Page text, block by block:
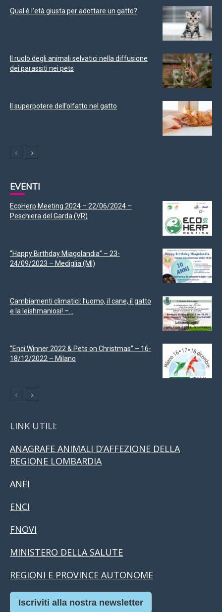
Qual è l’età giusta per adottare un gatto?
Il ruolo degli animali selvatici nella diffusione
dei parassiti nei pets
Il superpotere dell’olfatto nel gatto
EVENTI
EcoHerp Meeting 2024 – 22/06/2024 –
Peschiera del Garda (VR)
“Happy Birthday Miagolandia” – 23-
24/09/2023 – Mediglia (MI)
Cambiamenti climatici: l’uomo, il cane, il gatto
e la leishmaniosi! –...
“Enci Winner 2022 & Pets on Christmas” – 16-
18/12/2022 – Milano
LINK UTILI:
ANAGRAFE ANIMALI D’AFFEZIONE DELLA
REGIONE LOMBARDIA
ANFI
ENCI
FNOVI
MINISTERO DELLA SALUTE
REGIONI E PROVINCE AUTONOME
Iscriviti alla nostra newsletter